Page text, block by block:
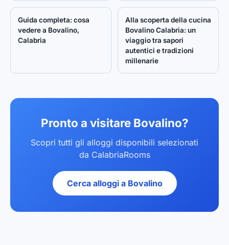
Guida completa: cosa
vedere a Bovalino,
Calabria
Alla scoperta della cucina
Bovalino Calabria: un
viaggio tra sapori
autentici e tradizioni
millenarie
Pronto a visitare Bovalino?
Scopri tutti gli alloggi disponibili selezionati
da CalabriaRooms
Cerca alloggi a Bovalino